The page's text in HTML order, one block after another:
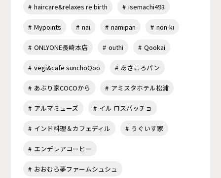
haircare&relaxes re:birth isemachi493
Mypoints nai namipan non-ki
ONLYONE長崎本店 outhi Qookai
vegi&cafe sunchoQoo あさころパン
あぶり家COCOから アミスタホテル松浦
アルマミューズ イル ロスパッチョ
インド料理＆カフェディル うぐいす家
エンデレアコーヒー
おおむら夢ファームシュシュ